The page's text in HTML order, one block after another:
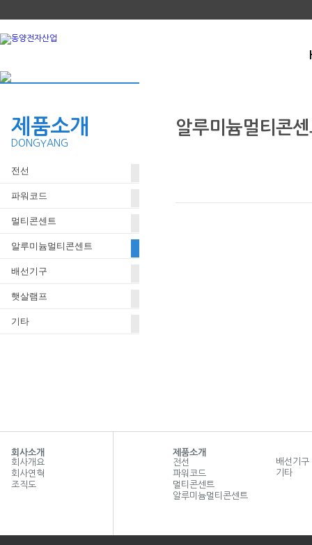
제품소개
DONGYANG
전선
파워코드
멀티콘센트
알루미늄멀티콘센트
배선기구
햇살램프
기타
알루미늄멀티콘
회사소개
회사개요
회사연혁
조직도
제품소개
전선
파워코드
멀티콘센트
알루미늄멀티콘센트
배선기구
기타